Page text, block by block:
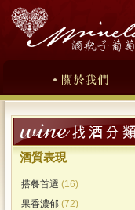
酒質表現
搭餐首選 (16)
果香濃郁 (72)